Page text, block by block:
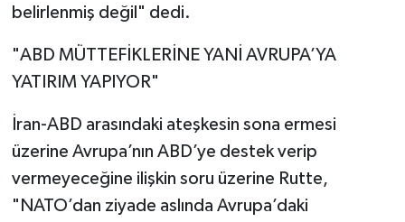
belirlenmiş değil" dedi.
"ABD MÜTTEFİKLERİNE YANİ AVRUPA’YA
YATIRIM YAPIYOR"
İran-ABD arasındaki ateşkesin sona ermesi
üzerine Avrupa’nın ABD’ye destek verip
vermeyeceğine ilişkin soru üzerine Rutte,
"NATO’dan ziyade aslında Avrupa’daki